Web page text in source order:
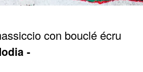
con bouclé écru